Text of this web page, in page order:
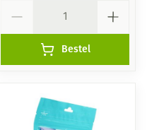
Bestel